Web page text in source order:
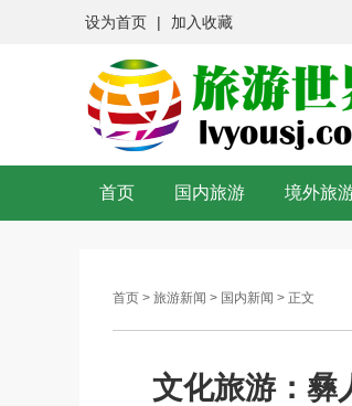
设为首页 | 加入收藏
首页 国内旅游 境外旅
首页 > 旅游新闻 > 国内新闻 > 正文
文化旅游：彝